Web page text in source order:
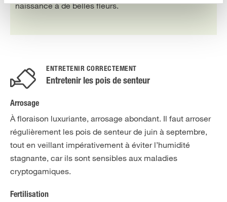
naissance à de belles fleurs.
ENTRETENIR CORRECTEMENT
Entretenir les pois de senteur
Arrosage
À floraison luxuriante, arrosage abondant. Il faut arroser
régulièrement les pois de senteur de juin à septembre,
tout en veillant impérativement à éviter l’humidité
stagnante, car ils sont sensibles aux maladies
cryptogamiques.
Fertilisation